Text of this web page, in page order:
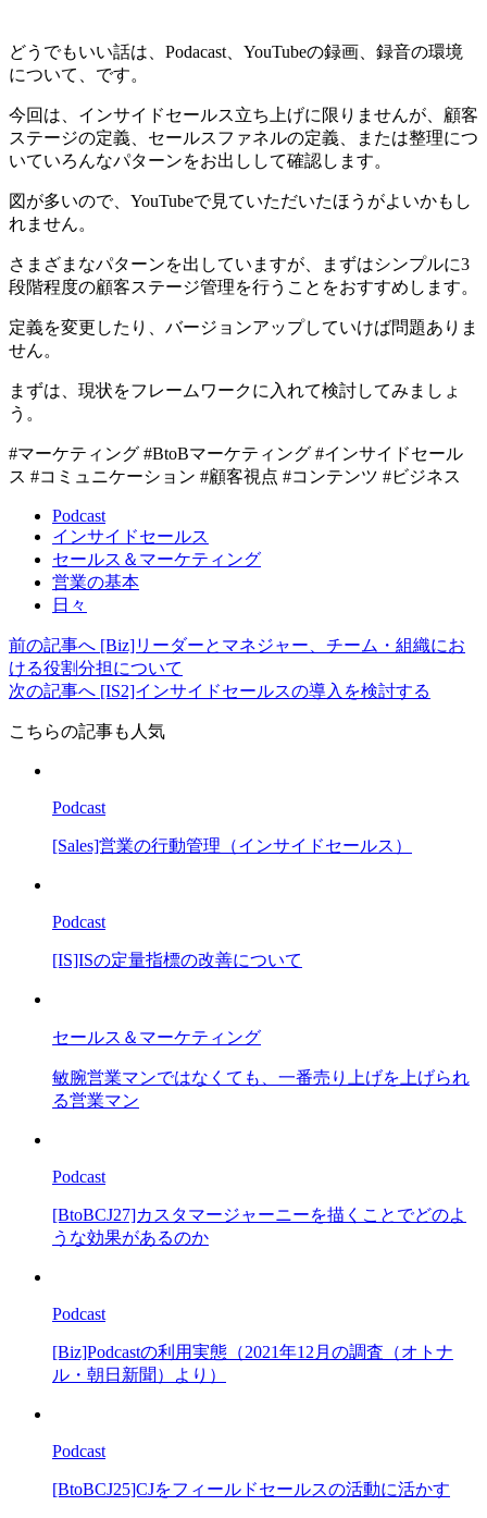
どうでもいい話は、Podacast、YouTubeの録画、録音の環境
について、です。
今回は、インサイドセールス立ち上げに限りませんが、顧客
ステージの定義、セールスファネルの定義、または整理につ
いていろんなパターンをお出しして確認します。
図が多いので、YouTubeで見ていただいたほうがよいかもし
れません。
さまざまなパターンを出していますが、まずはシンプルに3
段階程度の顧客ステージ管理を行うことをおすすめします。
定義を変更したり、バージョンアップしていけば問題ありま
せん。
まずは、現状をフレームワークに入れて検討してみましょ
う。
#マーケティング #BtoBマーケティング #インサイドセール
ス #コミュニケーション #顧客視点 #コンテンツ #ビジネス
Podcast
インサイドセールス
セールス＆マーケティング
営業の基本
日々
前の記事へ [Biz]リーダーとマネジャー、チーム・組織にお
ける役割分担について
次の記事へ [IS2]インサイドセールスの導入を検討する
こちらの記事も人気
Podcast
[Sales]営業の行動管理（インサイドセールス）
Podcast
[IS]ISの定量指標の改善について
セールス＆マーケティング
敏腕営業マンではなくても、一番売り上げを上げられ
る営業マン
Podcast
[BtoBCJ27]カスタマージャーニーを描くことでどのよ
うな効果があるのか
Podcast
[Biz]Podcastの利用実態（2021年12月の調査（オトナ
ル・朝日新聞）より）
Podcast
[BtoBCJ25]CJをフィールドセールスの活動に活かす